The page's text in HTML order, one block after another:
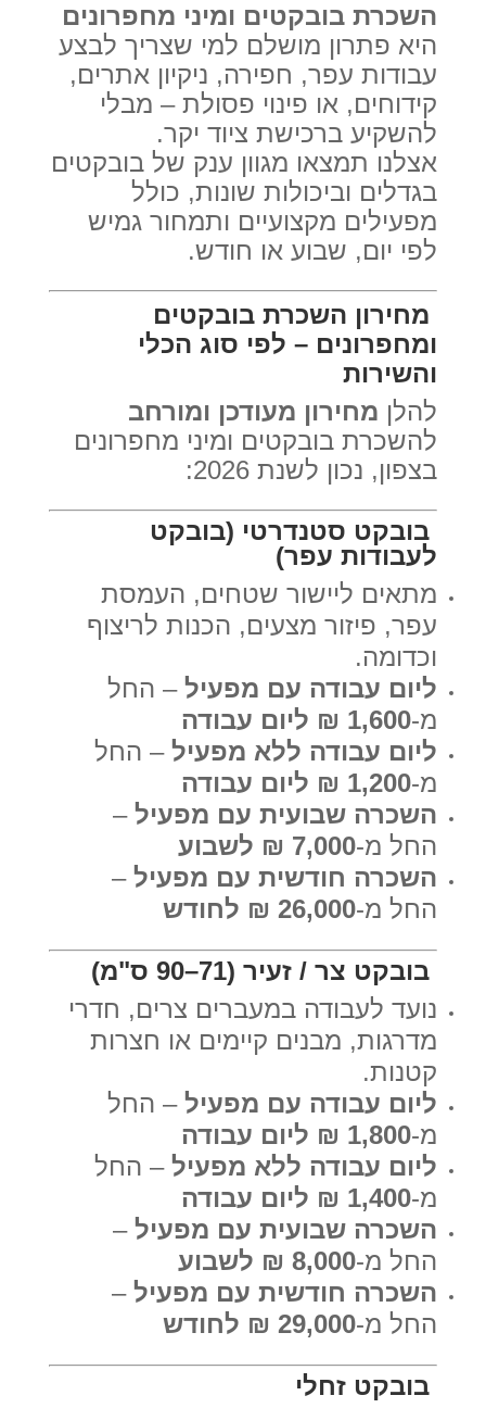
השכרת בובקטים ומיני מחפרונים
היא פתרון מושלם למי שצריך לבצע
עבודות עפר, חפירה, ניקיון אתרים,
קידוחים, או פינוי פסולת – מבלי
להשקיע ברכישת ציוד יקר.
אצלנו תמצאו מגוון ענק של בובקטים
בגדלים וביכולות שונות, כולל
מפעילים מקצועיים ותמחור גמיש
לפי יום, שבוע או חודש.
מחירון השכרת בובקטים
ומחפרונים – לפי סוג הכלי
והשירות
להלן מחירון מעודכן ומורחב
להשכרת בובקטים ומיני מחפרונים
בצפון, נכון לשנת 2026:
בובקט סטנדרטי (בובקט
לעבודות עפר)
מתאים ליישור שטחים, העמסת
עפר, פיזור מצעים, הכנות לריצוף
וכדומה.
ליום עבודה עם מפעיל– החל
מ-1,600 ₪ ליום עבודה
ליום עבודה ללא מפעיל– החל
מ-1,200 ₪ ליום עבודה
השכרה שבועית עם מפעיל–
החל מ-7,000 ₪ לשבוע
השכרה חודשית עם מפעיל–
החל מ-26,000 ₪ לחודש
בובקט צר / זעיר (71–90 ס"מ)
נועד לעבודה במעברים צרים, חדרי
מדרגות, מבנים קיימים או חצרות
קטנות.
ליום עבודה עם מפעיל– החל
מ-1,800 ₪ ליום עבודה
ליום עבודה ללא מפעיל– החל
מ-1,400 ₪ ליום עבודה
השכרה שבועית עם מפעיל–
החל מ-8,000 ₪ לשבוע
השכרה חודשית עם מפעיל–
החל מ-29,000 ₪ לחודש
בובקט זחלי